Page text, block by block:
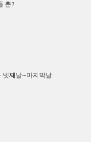
뿐?
넷째날~마지막날